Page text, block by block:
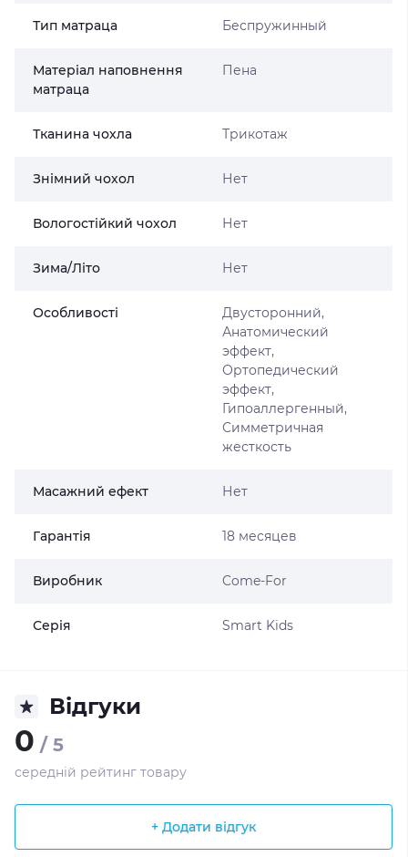
Тип матраца Беспружинный
Матеріал наповнення
матраца
Пена
Тканина чохла Трикотаж
Знімний чохол Нет
Вологостійкий чохол Нет
Зима/Літо Нет
Особливості
Двусторонний,
Анатомический
эффект,
Ортопедический
эффект,
Гипоаллергенный,
Симметричная
жесткость
Масажний ефект Нет
Гарантія 18 месяцев
Виробник Come-For
Серія Smart Kids
Відгуки
0 / 5
середній рейтинг товару
+ Додати відгук